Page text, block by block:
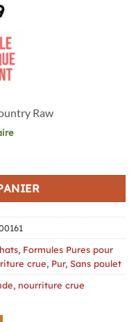
Raw
4 X 1 lb
, Formules Pures pour
crue, Pur, Sans poulet
, nourriture crue